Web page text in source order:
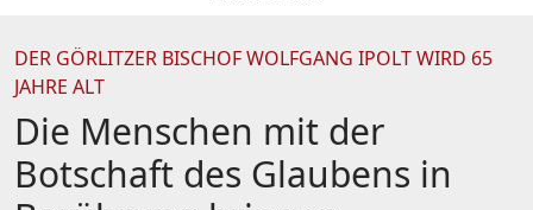
DER GÖRLITZER BISCHOF WOLFGANG IPOLT WIRD 65
JAHRE ALT
Die Menschen mit der
Botschaft des Glaubens in